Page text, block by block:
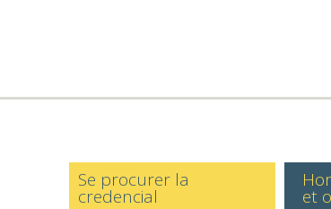
Se procurer la
credencial et